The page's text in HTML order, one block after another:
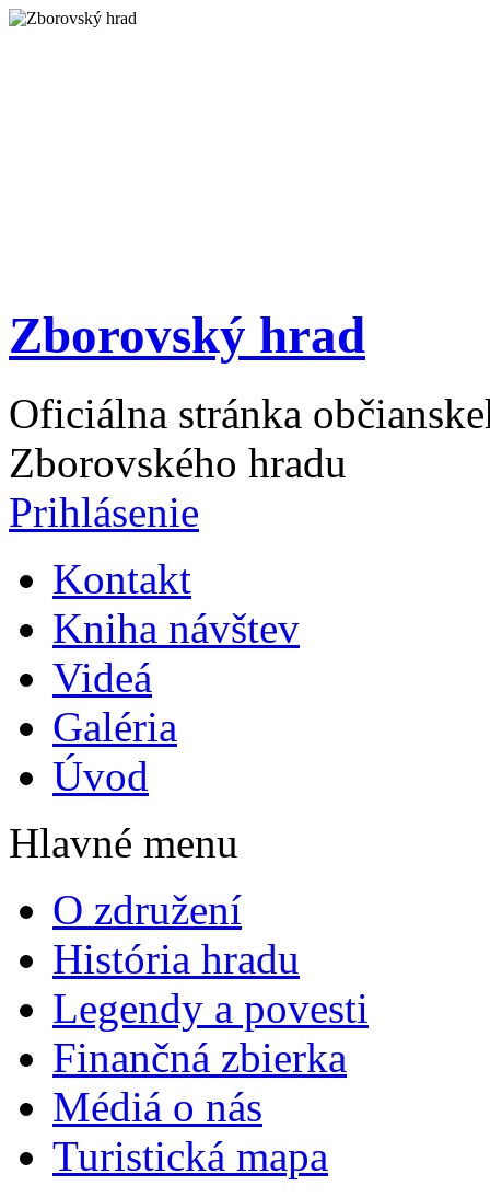
Zborovský hrad
Oficiálna stránka
Zborovského hradu
Prihlásenie
Kontakt
Kniha návštev
Videá
Galéria
Úvod
Hlavné menu
O združení
História hradu
Legendy a povesti
Finančná zbierka
Médiá o nás
Turistická mapa